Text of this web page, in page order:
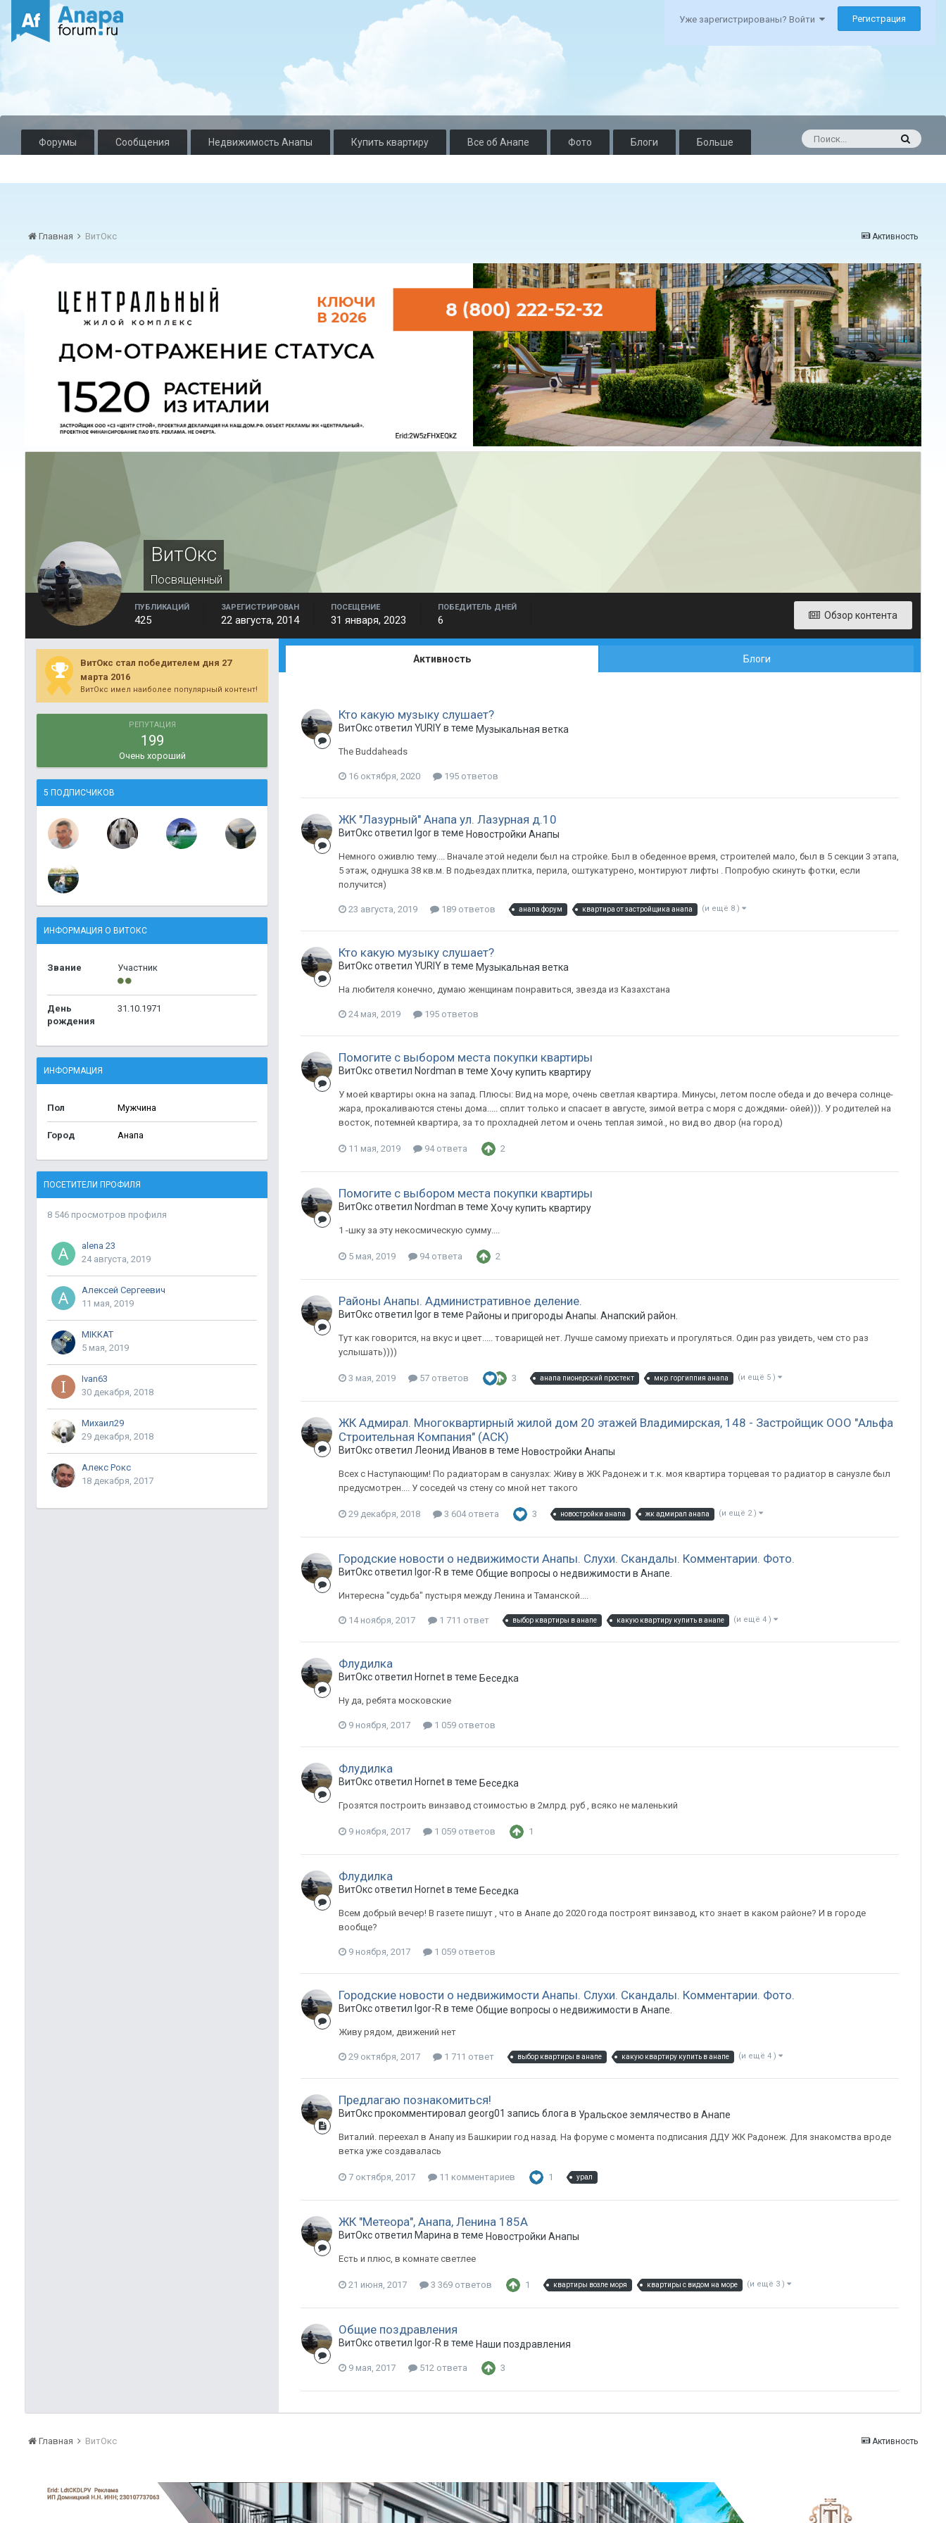
Уже зарегистрированы? Войти Регистрация
Форумы Сообщения Недвижимость Анапы Купить квартиру Все об Анапе Фото Блоги Больше
Активность
Главная ВитОкс
ВитОкс
Посвященный
Обзор контента
ПУБЛИКАЦИЙ
425
ЗАРЕГИСТРИРОВАН
22 августа, 2014
ПОСЕЩЕНИЕ
31 января, 2023
ПОБЕДИТЕЛЬ ДНЕЙ
6
ВитОкс стал победителем дня 27
марта 2016
ВитОкс имел наиболее популярный контент!
РЕПУТАЦИЯ
199
Очень хороший
5 ПОДПИСЧИКОВ
ИНФОРМАЦИЯ О ВИТОКС
Звание Участник
День
рождения
31.10.1971
ИНФОРМАЦИЯ
Пол Мужчина
Город Анапа
ПОСЕТИТЕЛИ ПРОФИЛЯ
8 546 просмотров профиля
alena 23
24 августа, 2019
Алексей Сергеевич
11 мая, 2019
MIKKAT
5 мая, 2019
Ivan63
30 декабря, 2018
Михаил29
29 декабря, 2018
Алекс Рокс
18 декабря, 2017
Активность Блоги
Кто какую музыку слушает?
ВитОкс ответил YURIY в теме Музыкальная ветка
The Buddaheads
16 октября, 2020 195 ответов
ЖК "Лазурный" Анапа ул. Лазурная д.10
ВитОкс ответил Igor в теме Новостройки Анапы
Немного оживлю тему.... Вначале этой недели был на стройке. Был в обеденное время, строителей мало, был в 5 секции 3 этапа,
5 этаж, однушка 38 кв.м. В подьездах плитка, перила, оштукатурено, монтируют лифты . Попробую скинуть фотки, если
получится)
23 августа, 2019 189 ответов анапа форум квартира от застройщика анапа (и ещё 8 )
Кто какую музыку слушает?
ВитОкс ответил YURIY в теме Музыкальная ветка
На любителя конечно, думаю женщинам понравиться, звезда из Казахстана
24 мая, 2019 195 ответов
Помогите с выбором места покупки квартиры
ВитОкс ответил Nordman в теме Хочу купить квартиру
У моей квартиры окна на запад. Плюсы: Вид на море, очень светлая квартира. Минусы, летом после обеда и до вечера солнце-
жара, прокаливаются стены дома..... сплит только и спасает в августе, зимой ветра с моря с дождями- ойей))). У родителей на
восток, потемней квартира, за то прохладней летом и очень теплая зимой., но вид во двор (на город)
11 мая, 2019 94 ответа 2
Помогите с выбором места покупки квартиры
ВитОкс ответил Nordman в теме Хочу купить квартиру
1 -шку за эту некосмическую сумму....
5 мая, 2019 94 ответа 2
Районы Анапы. Административное деление.
ВитОкс ответил Igor в теме Районы и пригороды Анапы. Анапский район. Фото.Обсуждения. Комментарии.
Тут как говорится, на вкус и цвет..... товарищей нет. Лучше самому приехать и прогуляться. Один раз увидеть, чем сто раз
услышать))))
3 мая, 2019 57 ответов 3 анапа пионерский простект мкр.горгиппия анапа (и ещё 5 )
ЖК Адмирал. Многоквартирный жилой дом 20 этажей Владимирская, 148 - Застройщик ООО "Альфа
Строительная Компания" (АСК)
ВитОкс ответил Леонид Иванов в теме Новостройки Анапы
Всех с Наступающим! По радиаторам в санузлах: Живу в ЖК Радонеж и т.к. моя квартира торцевая то радиатор в санузле был
предусмотрен.... У соседей чз стену со мной нет такого
29 декабря, 2018 3 604 ответа 3 новостройки анапа жк адмирал анапа (и ещё 2 )
Городские новости о недвижимости Анапы. Слухи. Скандалы. Комментарии. Фото.
ВитОкс ответил Igor-R в теме Общие вопросы о недвижимости в Анапе.
Интересна "судьба" пустыря между Ленина и Таманской....
14 ноября, 2017 1 711 ответ выбор квартиры в анапе какую квартиру купить в анапе (и ещё 4 )
Флудилка
ВитОкс ответил Hornet в теме Беседка
Ну да, ребята московские
9 ноября, 2017 1 059 ответов
Флудилка
ВитОкс ответил Hornet в теме Беседка
Грозятся построить винзавод стоимостью в 2млрд. руб , всяко не маленький
9 ноября, 2017 1 059 ответов 1
Флудилка
ВитОкс ответил Hornet в теме Беседка
Всем добрый вечер! В газете пишут , что в Анапе до 2020 года построят винзавод, кто знает в каком районе? И в городе
вообще?
9 ноября, 2017 1 059 ответов
Городские новости о недвижимости Анапы. Слухи. Скандалы. Комментарии. Фото.
ВитОкс ответил Igor-R в теме Общие вопросы о недвижимости в Анапе.
Живу рядом, движений нет
29 октября, 2017 1 711 ответ выбор квартиры в анапе какую квартиру купить в анапе (и ещё 4 )
Предлагаю познакомиться!
ВитОкс прокомментировал georg01 запись блога в Уральское землячество в Анапе
Виталий. переехал в Анапу из Башкирии год назад. На форуме с момента подписания ДДУ ЖК Радонеж. Для знакомства вроде
ветка уже создавалась
7 октября, 2017 11 комментариев 1 урал
ЖК "Метеора", Анапа, Ленина 185А
ВитОкс ответил Марина в теме Новостройки Анапы
Есть и плюс, в комнате светлее
21 июня, 2017 3 369 ответов 1 квартиры возле моря квартиры с видом на море (и ещё 3 )
Общие поздравления
ВитОкс ответил Igor-R в теме Наши поздравления
9 мая, 2017 512 ответа 3
Активность
Главная ВитОкс